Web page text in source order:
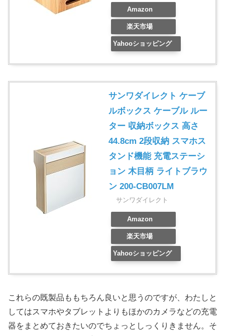
Amazon
楽天市場
Yahooショッピング
サンワダイレクト ケーブ
ルボックス ケーブル ルー
ター 収納ボックス 高さ
44.8cm 2段収納 スマホス
タンド機能 充電ステーシ
ョン 木目柄 ライトブラウ
ン 200-CB007LM
サンワダイレクト
Amazon
楽天市場
Yahooショッピング
これらの既製品ももちろん良いと思うのですが、わたしと
してはスマホやタブレットよりもほかのカメラなどの充電
器をまとめておきたいのでちょっとしっくりきません。そ